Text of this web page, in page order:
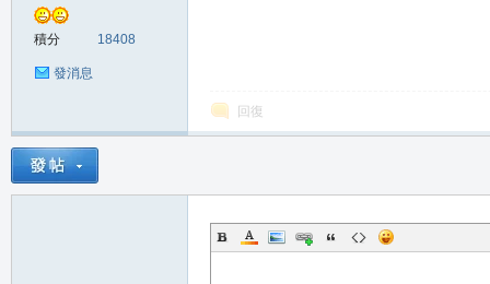
積分 18408
發消息
回復